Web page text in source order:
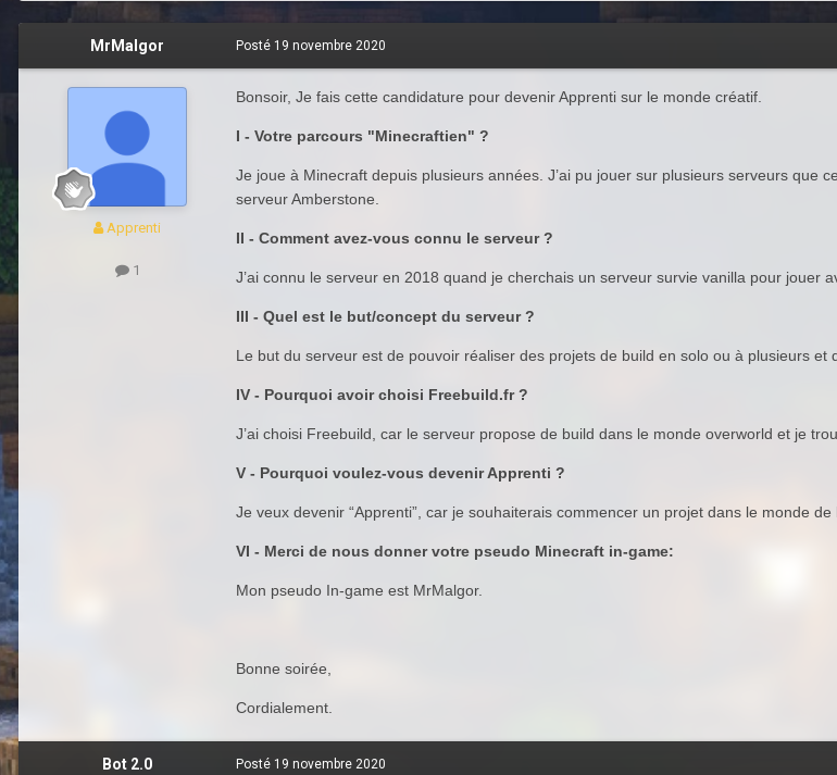
MrMalgor
Apprenti
1
Posté 19 novembre 2020
Bonsoir, Je fais cette candidature pour devenir Apprenti sur le monde créatif.
I - Votre parcours "Minecraftien" ?
Je joue à Minecraft depuis plusieurs années. J’ai pu jouer sur plusieurs serveurs que
serveur Amberstone.
II - Comment avez-vous connu le serveur ?
J’ai connu le serveur en 2018 quand je cherchais un serveur survie vanilla pour jouer
III - Quel est le but/concept du serveur ?
Le but du serveur est de pouvoir réaliser des projets de build en solo ou à plusieurs
IV - Pourquoi avoir choisi Freebuild.fr ?
J’ai choisi Freebuild, car le serveur propose de build dans le monde overworld et je
V - Pourquoi voulez-vous devenir Apprenti ?
Je veux devenir “Apprenti”, car je souhaiterais commencer un projet dans le monde de
VI - Merci de nous donner votre pseudo Minecraft in-game:
Mon pseudo In-game est MrMalgor.
Bonne soirée,
Cordialement.
Bot 2.0 Posté 19 novembre 2020